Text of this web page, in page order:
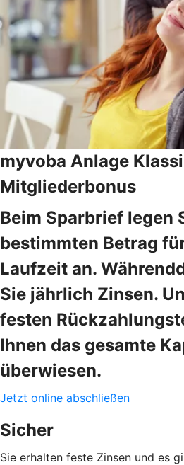
myvoba Anlage
Mitgliederbonus
Beim Sparbrief legen
bestimmten Betrag
Laufzeit an.
Sie jährlich Zinsen.
festen
Ihnen das gesamte
überwiesen.
Jetzt online abschließen
Sicher
Sie erhalten feste Zinsen und es